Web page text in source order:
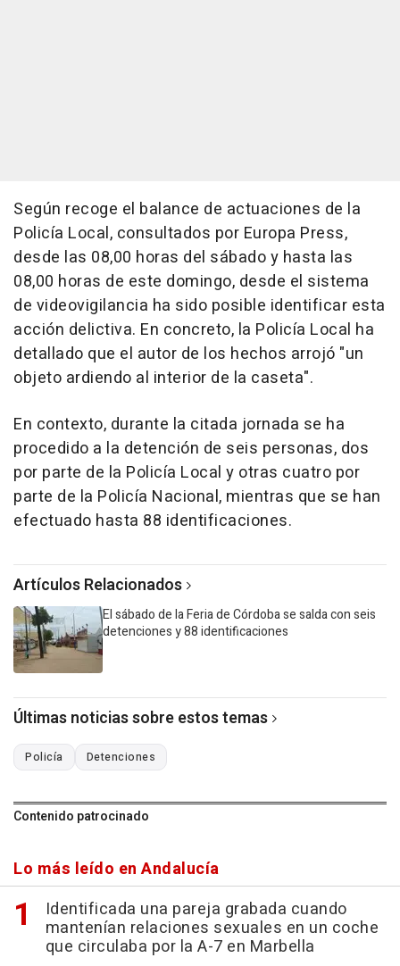
Según recoge el balance de actuaciones de la
Policía Local, consultados por Europa Press,
desde las 08,00 horas del sábado y hasta las
08,00 horas de este domingo, desde el sistema
de videovigilancia ha sido posible identificar esta
acción delictiva. En concreto, la Policía Local ha
detallado que el autor de los hechos arrojó "un
objeto ardiendo al interior de la caseta".
En contexto, durante la citada jornada se ha
procedido a la detención de seis personas, dos
por parte de la Policía Local y otras cuatro por
parte de la Policía Nacional, mientras que se han
efectuado hasta 88 identificaciones.
Artículos Relacionados
El sábado de la Feria de Córdoba se salda con seis
detenciones y 88 identificaciones
Últimas noticias sobre estos temas
Policía Detenciones
Contenido patrocinado
Lo más leído en Andalucía
Identificada una pareja grabada cuando
mantenían relaciones sexuales en un coche
que circulaba por la A-7 en Marbella